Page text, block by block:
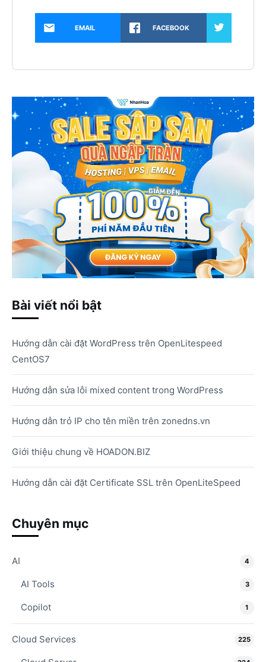
EMAIL FACEBOOK
Bài viết nổi bật
Hướng dẫn cài đặt WordPress trên OpenLitespeed
CentOS7
Hướng dẫn sửa lỗi mixed content trong WordPress
Hướng dẫn trỏ IP cho tên miền trên zonedns.vn
Giới thiệu chung về HOADON.BIZ
Hướng dẫn cài đặt Certificate SSL trên OpenLiteSpeed
Chuyên mục
AI 4
AI Tools 3
Copilot 1
Cloud Services 225